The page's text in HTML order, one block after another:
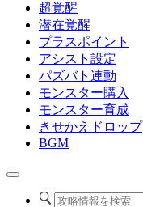
超覚醒
潜在覚醒
プラスポイント
アシスト設定
パズバト連動
モンスター購入
モンスター育成
きせかえドロップ
BGM